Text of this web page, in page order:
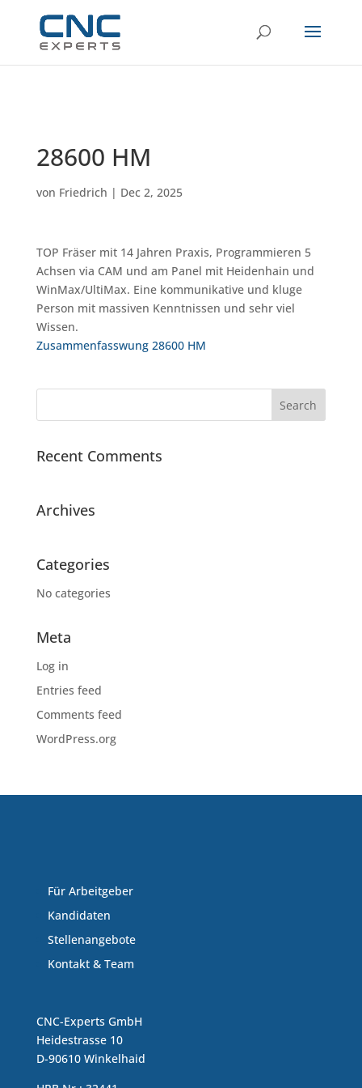
28600 HM
von Friedrich | Dec 2, 2025
TOP Fräser mit 14 Jahren Praxis, Programmieren 5
Achsen via CAM und am Panel mit Heidenhain und
WinMax/UltiMax. Eine kommunikative und kluge
Person mit massiven Kenntnissen und sehr viel
Wissen.
Zusammenfasswung 28600 HM
Recent Comments
Archives
Categories
No categories
Meta
Log in
Entries feed
Comments feed
WordPress.org
Für Arbeitgeber
Kandidaten
Stellenangebote
Kontakt & Team
CNC-Experts GmbH
Heidestrasse 10
D-90610 Winkelhaid